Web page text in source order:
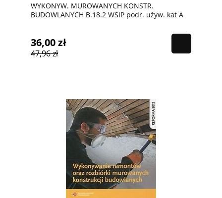
WYKONYW. MUROWANYCH KONSTR.
BUDOWLANYCH B.18.2 WSIP podr. używ. kat A
36,00 zł
47,96 zł